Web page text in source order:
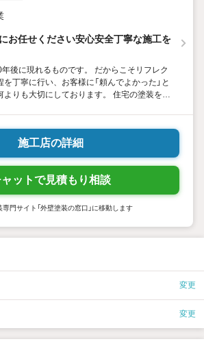
お任せください安心安全丁寧な施工を
後に現れるものです。 だからこそリフレク
丁寧に行い、お客様に「頼んでよかった」と
りも大切にしております。 住宅の塗装をお
施工店の詳細
ットで見積もり相談
門サイト「外壁塗装の窓口」に移動します
変更
変更